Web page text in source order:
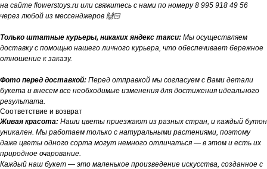
на сайте flowerstoys.ru или свяжитесь с нами по номеру 8 995 918 49 56
через любой из мессенджеров 🙌🏻
Только штатные курьеры, никаких яндекс такси: Мы осуществляем
доставку с помощью нашего личного курьера, что обеспечивает бережное
отношение к заказу.
Фото перед доставкой: Перед отправкой мы согласуем с Вами детали
букета и внесем все необходимые изменения для достижения идеального
результата.
Соответствие и возврат
Живая красота: Наши цветы приезжают из разных стран, и каждый бутон
уникален. Мы работаем только с натуральными растениями, поэтому
даже цветы одного сорта могут немного отличаться — в этом и есть их
природное очарование.
Каждый наш букет — это маленькое произведение искусства, созданное с